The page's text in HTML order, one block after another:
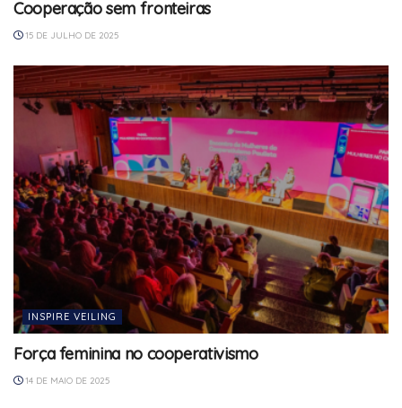
Cooperação sem fronteiras
15 DE JULHO DE 2025
INSPIRE VEILING
Força feminina no cooperativismo
14 DE MAIO DE 2025